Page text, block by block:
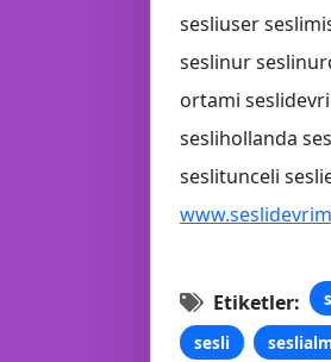
sesliuser
seslinur
ortami
seslihollanda
seslitunceli
Etiketler:
sesli